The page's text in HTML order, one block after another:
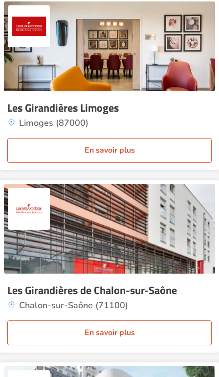
Les Girandières Limoges
Limoges (87000)
En savoir plus
Les Girandières de Chalon-sur-Saône
Chalon-sur-Saône (71100)
En savoir plus